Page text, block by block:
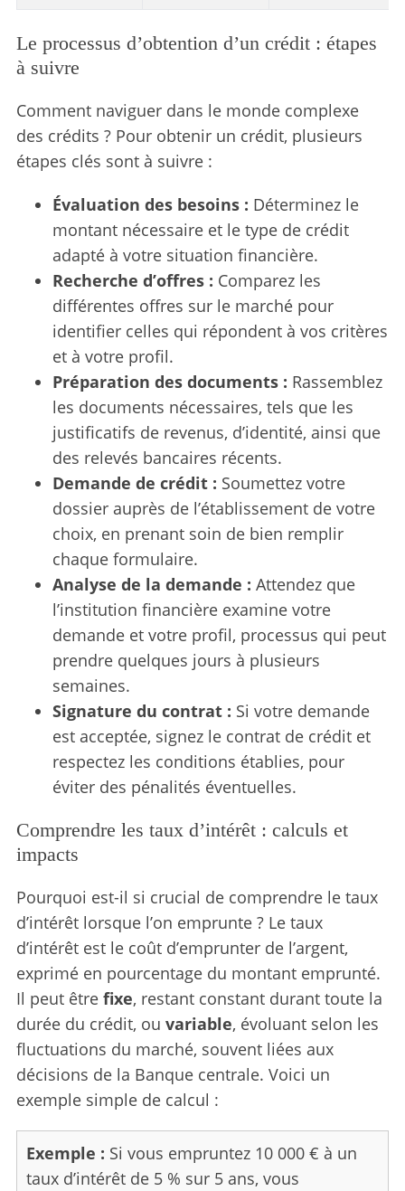
Le processus d’obtention d’un crédit : étapes
à suivre
Comment naviguer dans le monde complexe
des crédits ? Pour obtenir un crédit, plusieurs
étapes clés sont à suivre :
Évaluation des besoins : Déterminez le
montant nécessaire et le type de crédit
adapté à votre situation financière.
Recherche d’offres : Comparez les
différentes offres sur le marché pour
identifier celles qui répondent à vos critères
et à votre profil.
Préparation des documents : Rassemblez
les documents nécessaires, tels que les
justificatifs de revenus, d’identité, ainsi que
des relevés bancaires récents.
Demande de crédit : Soumettez votre
dossier auprès de l’établissement de votre
choix, en prenant soin de bien remplir
chaque formulaire.
Analyse de la demande : Attendez que
l’institution financière examine votre
demande et votre profil, processus qui peut
prendre quelques jours à plusieurs
semaines.
Signature du contrat : Si votre demande
est acceptée, signez le contrat de crédit et
respectez les conditions établies, pour
éviter des pénalités éventuelles.
Comprendre les taux d’intérêt : calculs et
impacts
Pourquoi est-il si crucial de comprendre le taux
d’intérêt lorsque l’on emprunte ? Le taux
d’intérêt est le coût d’emprunter de l’argent,
exprimé en pourcentage du montant emprunté.
Il peut être fixe, restant constant durant toute la
durée du crédit, ou variable, évoluant selon les
fluctuations du marché, souvent liées aux
décisions de la Banque centrale. Voici un
exemple simple de calcul :
Exemple : Si vous empruntez 10 000 € à un
taux d’intérêt de 5 % sur 5 ans, vous
S
e
a
h
f